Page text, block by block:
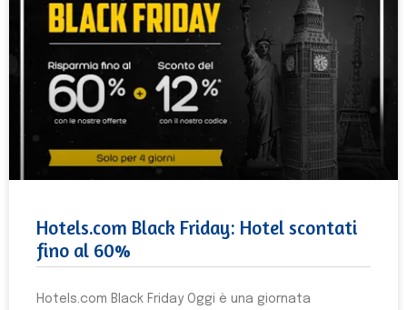
Hotels.com Black Friday: Hotel scontati
fino al 60%
Hotels.com Black Friday Oggi è una giornata